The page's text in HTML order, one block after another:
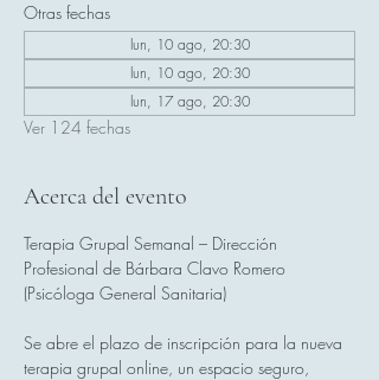
Otras fechas
lun, 10 ago, 20:30
lun, 10 ago, 20:30
lun, 17 ago, 20:30
Ver 124 fechas
Acerca del evento
Terapia Grupal Semanal – Dirección
Profesional de Bárbara Clavo Romero
(Psicóloga General Sanitaria)
Se abre el plazo de inscripción para la nueva
terapia grupal online, un espacio seguro,